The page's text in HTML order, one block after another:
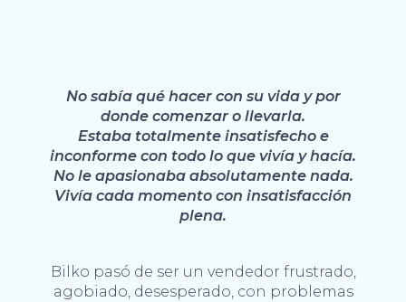
No sabía qué hacer con su vida y por
donde comenzar o llevarla.
Estaba totalmente insatisfecho e
inconforme con todo lo que vivía y hacía.
No le apasionaba absolutamente nada.
Vivía cada momento con insatisfacción
plena.
Bilko pasó de ser un vendedor frustrado,
agobiado, desesperado, con problemas